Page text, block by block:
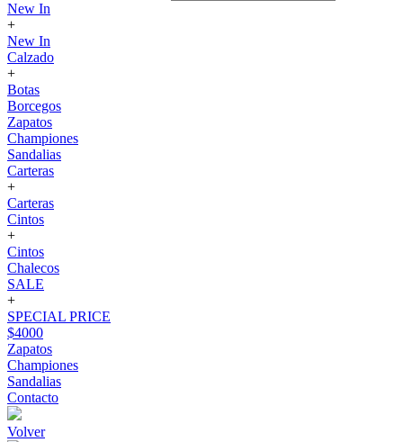
New In
+
New In
Calzado
+
Botas
Borcegos
Zapatos
Championes
Sandalias
Carteras
+
Carteras
Cintos
+
Cintos
Chalecos
SALE
+
SPECIAL PRICE
$4000
Zapatos
Championes
Sandalias
Contacto
Volver